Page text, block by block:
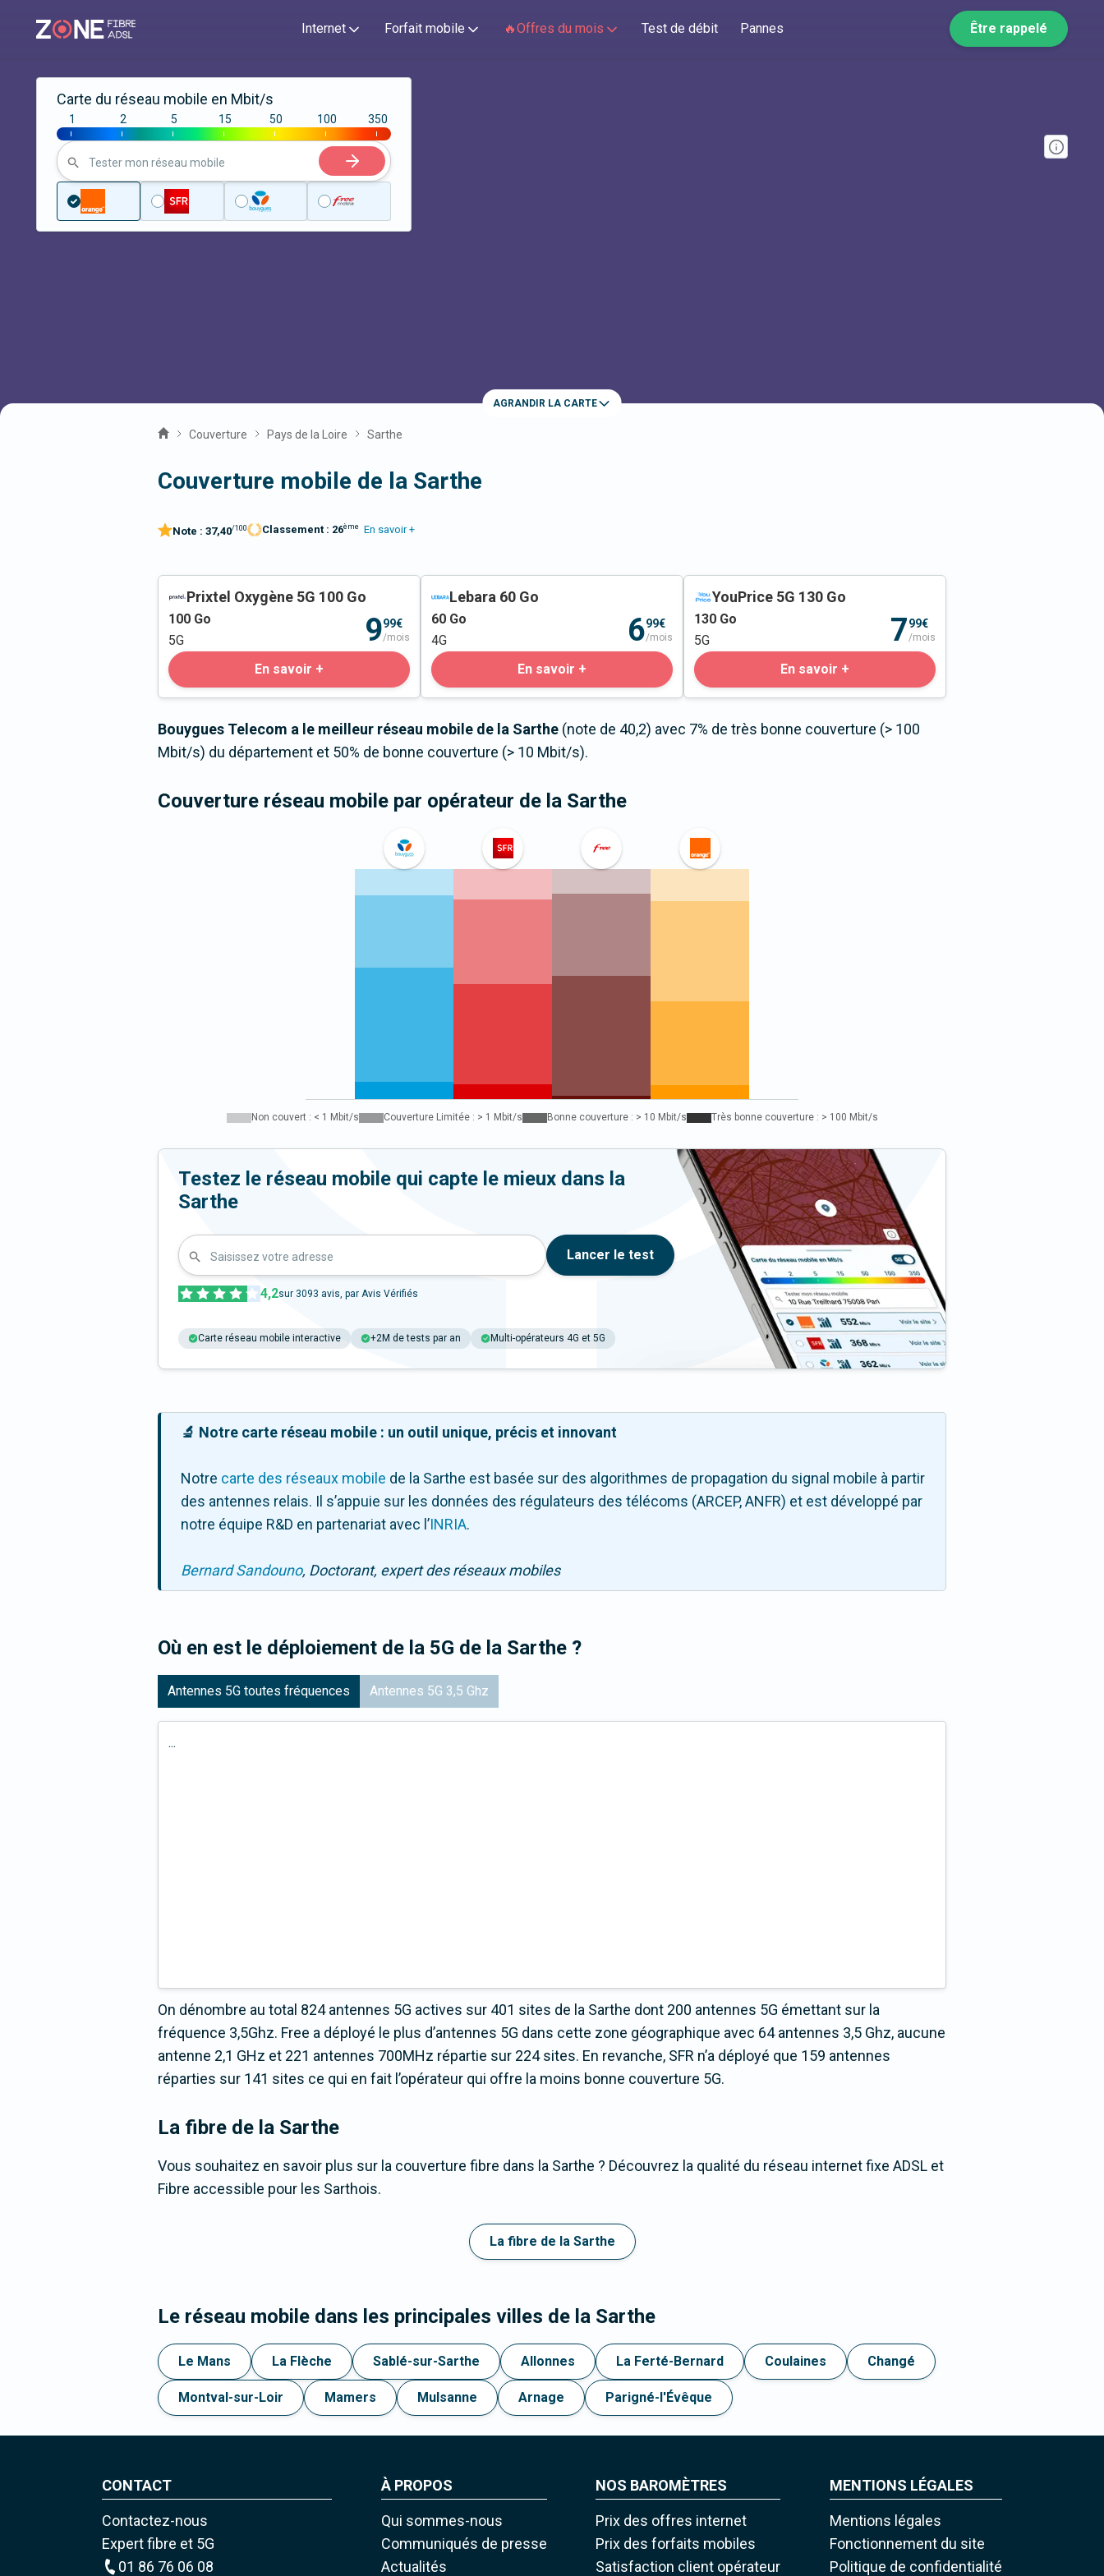
Internet Forfait mobile 🔥Offres du mois Test de débit Pannes Être rappelé
Carte du réseau mobile en Mbit/s
|
1
|
2
|
5
|
15
|
50
|
100
|
350
Tester mon réseau mobile
AGRANDIR LA CARTE
Couverture Pays de la Loire Sarthe
Couverture mobile de la Sarthe
Note : 37,40/100 Classement : 26ème En savoir +
Prixtel Oxygène 5G 100 Go
100 Go
5G
999€
/mois
En savoir +
Lebara 60 Go
60 Go
4G
699€
/mois
En savoir +
YouPrice 5G 130 Go
130 Go
5G
799€
/mois
En savoir +
Bouygues Telecom a le meilleur réseau mobile de la Sarthe (note de 40,2) avec 7% de très bonne couverture (> 100
Mbit/s) du département et 50% de bonne couverture (> 10 Mbit/s).
Couverture réseau mobile par opérateur de la Sarthe
Non couvert : < 1 Mbit/s Couverture Limitée : > 1 Mbit/s Bonne couverture : > 10 Mbit/s Très bonne couverture : > 100 Mbit/s
Testez le réseau mobile qui capte le mieux dans la
Sarthe
Saisissez votre adresse Lancer le test
4,2sur 3093 avis, par Avis Vérifiés
Carte réseau mobile interactive +2M de tests par an Multi-opérateurs 4G et 5G
🔬 Notre carte réseau mobile : un outil unique, précis et innovant
Notre carte des réseaux mobile de la Sarthe est basée sur des algorithmes de propagation du signal mobile à partir
des antennes relais. Il s’appuie sur les données des régulateurs des télécoms (ARCEP, ANFR) et est développé par
notre équipe R&D en partenariat avec l ’INRIA.
Bernard Sandouno, Doctorant, expert des réseaux mobiles
Où en est le déploiement de la 5G de la Sarthe ?
Antennes 5G toutes fréquences Antennes 5G 3,5 Ghz
...
On dénombre au total 824 antennes 5G actives sur 401 sites de la Sarthe dont 200 antennes 5G émettant sur la
fréquence 3,5Ghz. Free a déployé le plus d’antennes 5G dans cette zone géographique avec 64 antennes 3,5 Ghz, aucune
antenne 2,1 GHz et 221 antennes 700MHz répartie sur 224 sites. En revanche, SFR n’a déployé que 159 antennes
réparties sur 141 sites ce qui en fait l’opérateur qui offre la moins bonne couverture 5G.
La fibre de la Sarthe
Vous souhaitez en savoir plus sur la couverture fibre dans la Sarthe ? Découvrez la qualité du réseau internet fixe ADSL et
Fibre accessible pour les Sarthois.
La fibre de la Sarthe
Le réseau mobile dans les principales villes de la Sarthe
Le Mans La Flèche Sablé-sur-Sarthe Allonnes La Ferté-Bernard Coulaines Changé
Montval-sur-Loir Mamers Mulsanne Arnage Parigné-l'Évêque
CONTACT
Contactez-nous
Expert fibre et 5G
01 86 76 06 08
À PROPOS
Qui sommes-nous
Communiqués de presse
Actualités
NOS BAROMÈTRES
Prix des offres internet
Prix des forfaits mobiles
Satisfaction client opérateur
MENTIONS LÉGALES
Mentions légales
Fonctionnement du site
Politique de confidentialité